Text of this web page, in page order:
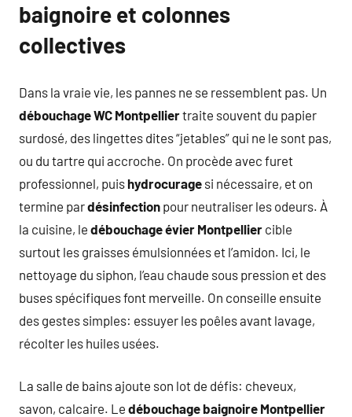
baignoire et colonnes
collectives
Dans la vraie vie, les pannes ne se ressemblent pas. Un
débouchage WC Montpelliertraite souvent du papier
surdosé, des lingettes dites “jetables” qui ne le sont pas,
ou du tartre qui accroche. On procède avec furet
professionnel, puishydrocurage si nécessaire, et on
termine pardésinfection pour neutraliser les odeurs. À
la cuisine, le débouchage évier Montpellier cible
surtout les graisses émulsionnées et l’amidon. Ici, le
nettoyage du siphon, l’eau chaude sous pression et des
buses spécifiques font merveille. On conseille ensuite
des gestes simples: essuyer les poêles avant lavage,
récolter les huiles usées.
La salle de bains ajoute son lot de défis: cheveux,
savon, calcaire. Le débouchage baignoire Montpellier